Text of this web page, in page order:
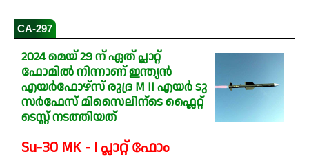
CA-297
2024 മെയ് 29 ന് ഏത് പ്ലാറ്റ്
ഫോമിൽ നിന്നാണ് ഇന്ത്യൻ
എയർഫോഴ്സ് രുദ്ര M II എയർ ടു
സർഫേസ് മിസൈലിന്ടെ ഫ്ലൈറ്റ്
ടെസ്റ്റ് നടത്തിയത്
Su-30 MK - I പ്ലാറ്റ് ഫോം